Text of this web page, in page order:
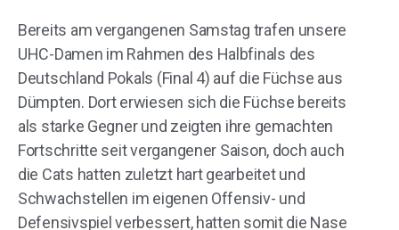
Bereits am vergangenen Samstag trafen unsere
UHC-Damen im Rahmen des Halbfinals des
Deutschland Pokals (Final 4) auf die Füchse aus
Dümpten. Dort erwiesen sich die Füchse bereits
als starke Gegner und zeigten ihre gemachten
Fortschritte seit vergangener Saison, doch auch
die Cats hatten zuletzt hart gearbeitet und
Schwachstellen im eigenen Offensiv- und
Defensivspiel verbessert, hatten somit die Nase